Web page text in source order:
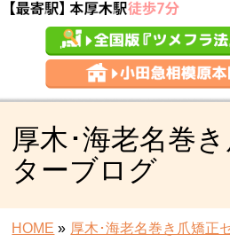
厚木･海老名巻
ターブログ
HOME » 厚木･海老名巻き爪矯正